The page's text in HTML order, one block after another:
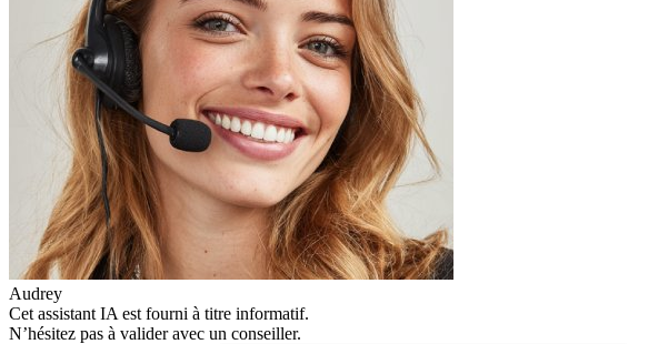
Audrey
Cet assistant IA est fourni à titre informatif.
N’hésitez pas à valider avec un conseiller.